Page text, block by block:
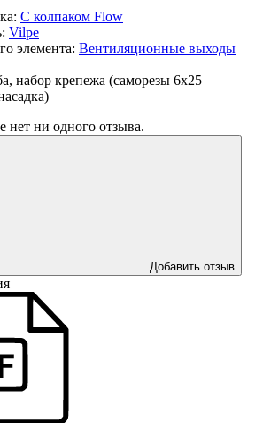
С колпаком Flow
Vilpe
элемента: Вентиляционные выходы
набор крепежа (саморезы 6х25
нет ни одного отзыва.
Добавить отзыв